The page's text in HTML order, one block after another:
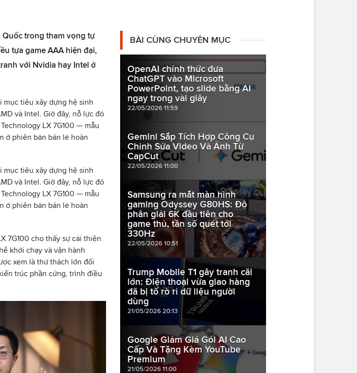
Quốc trong tham vọng tự
tựa game AAA hiện đại,
với Nvidia hay Intel ở
mục tiêu xây dựng hệ sinh
và Intel. Giờ đây, nỗ lực đó
LX 7G100 — mẫu
ở phiên bản bán lẻ hoàn
mục tiêu xây dựng hệ sinh
và Intel. Giờ đây, nỗ lực đó
LX 7G100 — mẫu
ở phiên bản bán lẻ hoàn
7G100 cho thấy sự cải thiện
khởi chạy và vận hành
xem là thử thách lớn đối
trúc phần cứng, trình điều
BÀI CÙNG CHUYÊN MỤC
OpenAI chính thức đưa
ChatGPT vào Microsoft
PowerPoint, tạo slide bằng AI
ngay trong vài giây
22/05/2026 11:59
Gemini Sắp Tích Hợp Công Cụ
Chỉnh Sửa Video Và Ảnh Từ
CapCut
22/05/2026 11:00
Samsung ra mắt màn hình
gaming Odyssey G80HS: Độ
phân giải 6K đầu tiên cho
game thủ, tần số quét tới
330Hz
22/05/2026 10:51
Trump Mobile T1 gây tranh cãi
lớn: Điện thoại vừa giao hàng
đã bị tố rò rỉ dữ liệu người
dùng
21/05/2026 20:13
Google Giảm Giá Gói AI Cao
Cấp Và Tặng Kèm YouTube
Premium
21/05/2026 11:00